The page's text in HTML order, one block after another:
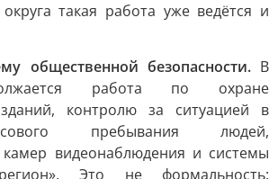
такая работа уже ведётся и
общественной безопасности. В
работа по охране
контролю за ситуацией в
пребывания людей,
видеонаблюдения и системы
Это не формальность: